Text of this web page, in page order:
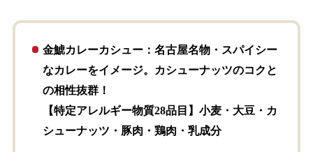
金鯱カレーカシュー ：名古屋名物・スパイシー
なカレーをイメージ。カシューナッツのコクと
の相性抜群！
【特定アレルギー物質28品目】小麦・大豆・カ
シューナッツ・豚肉・鶏肉・乳成分